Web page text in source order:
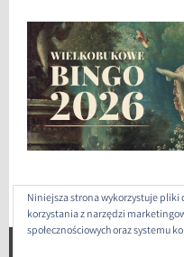
Niniejsza strona wykorzystuje pliki
korzystania z narzędzi
społecznościowych oraz systemu